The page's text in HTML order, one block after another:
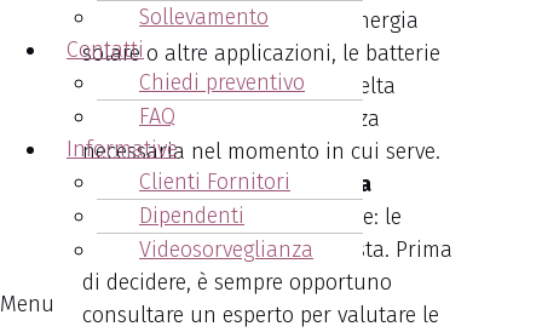
Sollevamento
Contatti
Chiedi preventivo
FAQ
Informative
Clienti Fornitori
Dipendenti
Videosorveglianza
Menu
vostro veicolo, il sistema di energia
solare o altre applicazioni, le batterie
Trojan rappresentano una scelta
saggia, assicurando la potenza
necessaria nel momento in cui serve.
Per una soluzione energetica
affidabile, non cercate altrove: le
batterie Trojan sono la risposta. Prima
di decidere, è sempre opportuno
consultare un esperto per valutare le